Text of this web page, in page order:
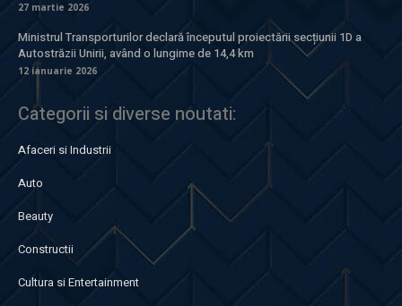
27 martie 2026
Ministrul Transporturilor declară începutul proiectării secțiunii 1D a
Autostrăzii Unirii, având o lungime de 14,4 km
12 ianuarie 2026
Categorii si diverse noutati:
Afaceri si Industrii
Auto
Beauty
Constructii
Cultura si Entertainment